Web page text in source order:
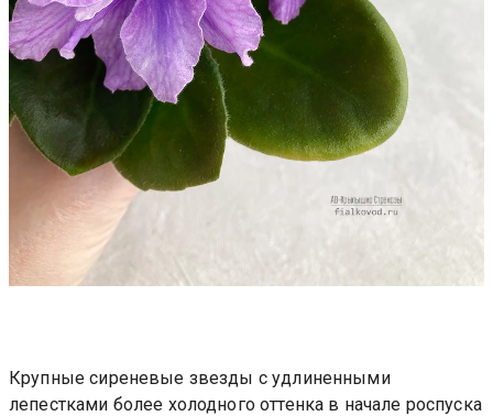
Крупные сиреневые звезды с удлиненными
лепестками более холодного оттенка в начале роспуска